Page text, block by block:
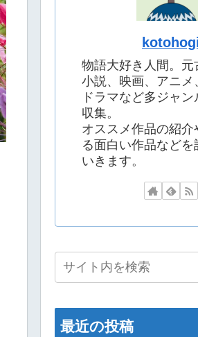
物語大好き人間。元
小説、映画、アニメ
ドラマなど多ジャ
収集。
オススメ作品の紹介
る面白い作品などを
いきます。
最近の投稿